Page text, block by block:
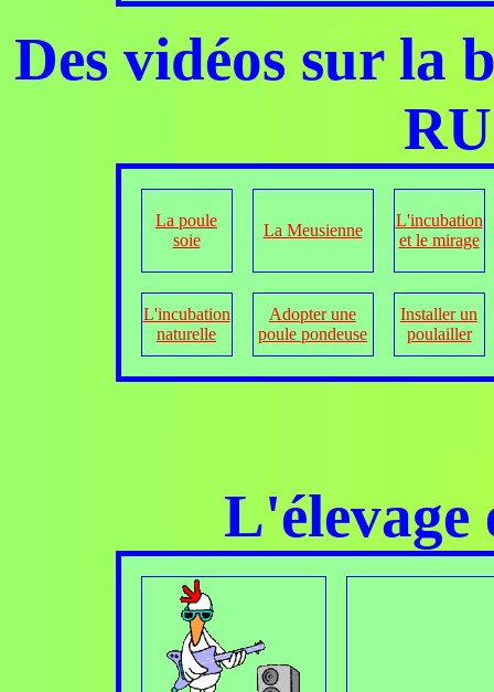
Des vidéos sur la
La poule
soie
La Meusienne
L'incubation
et le mirage
L'incubation
naturelle
Adopter une
poule pondeuse
Installer un
poulailler
L'élevage